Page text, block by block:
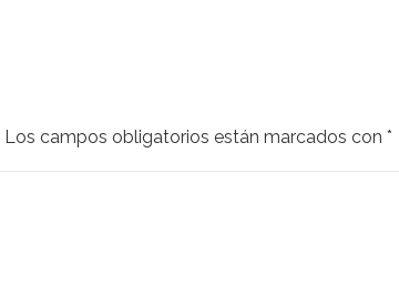
Los campos obligatorios están marcados con *